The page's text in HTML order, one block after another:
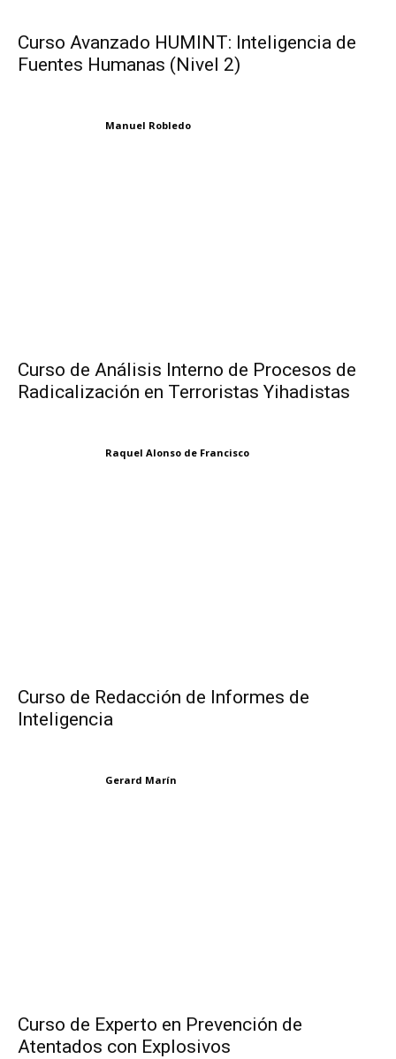
Curso Avanzado HUMINT: Inteligencia de
Fuentes Humanas (Nivel 2)
Manuel Robledo
Curso de Análisis Interno de Procesos de
Radicalización en Terroristas Yihadistas
Raquel Alonso de Francisco
Curso de Redacción de Informes de
Inteligencia
Gerard Marín
Curso de Experto en Prevención de
Atentados con Explosivos